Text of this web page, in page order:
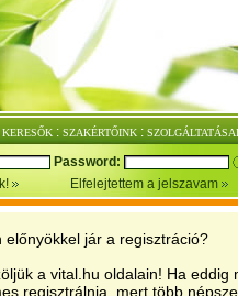
KERESŐK : SZAKÉRTŐINK :
Password:
Elfelejtettem a jelszavam
előnyökkel jár a regisztráció?
a vital.hu oldalain! Ha eddig
regisztrálnia, mert több